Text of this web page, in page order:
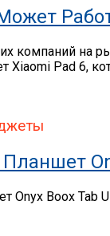
компаний на
Xiaomi Pad 6,
Onyx Boox